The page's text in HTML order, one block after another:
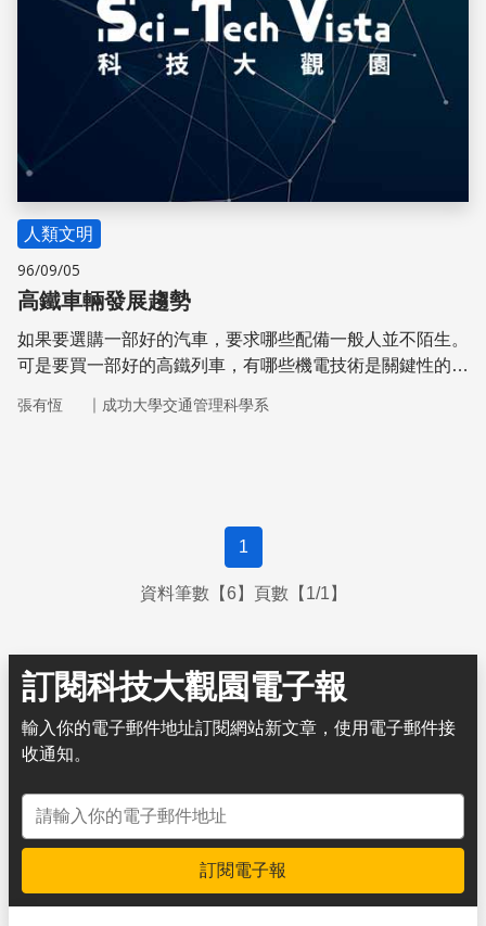
人類文明
96/09/05
高鐵車輛發展趨勢
如果要選購一部好的汽車，要求哪些配備一般人並不陌生。
可是要買一部好的高鐵列車，有哪些機電技術是關鍵性的？
張有恆 ｜ 成功大學交通管理科學系
1
資料筆數【6】頁數【1/1】
訂閱科技大觀園電子報
輸入你的電子郵件地址訂閱網站新文章，使用電子郵件接
收通知。
電子郵件地址
訂閱電子報